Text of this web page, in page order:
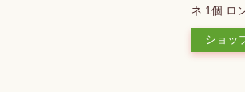
ネ 1個 ロ
れ S M L
れた手袋
ショッ